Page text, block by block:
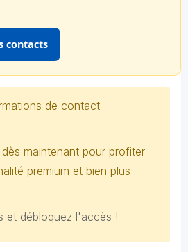
contacts
de contact
maintenant pour profiter
premium et bien plus
et débloquez l'accès !